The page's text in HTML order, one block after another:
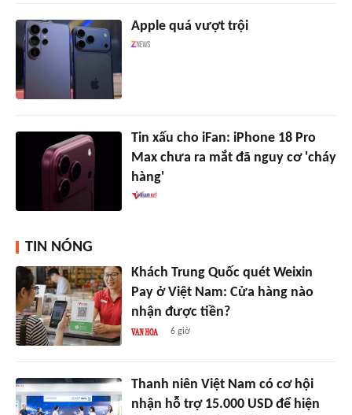
Apple quá vượt trội
Tin xấu cho iFan: iPhone 18 Pro
Max chưa ra mắt đã nguy cơ 'cháy
hàng'
TIN NÓNG
Khách Trung Quốc quét Weixin
Pay ở Việt Nam: Cửa hàng nào
nhận được tiền?
6 giờ
Thanh niên Việt Nam có cơ hội
nhận hỗ trợ 15.000 USD để hiện